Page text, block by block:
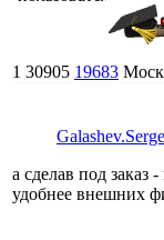
1 30905 19683
а сделав под заказ
удобнее внешних